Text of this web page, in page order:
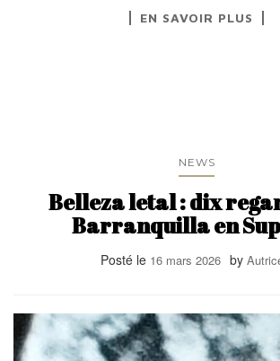
EN SAVOIR PLUS
NEWS
Belleza letal : dix
Barranquilla en
Posté le 16 mars 2026 by